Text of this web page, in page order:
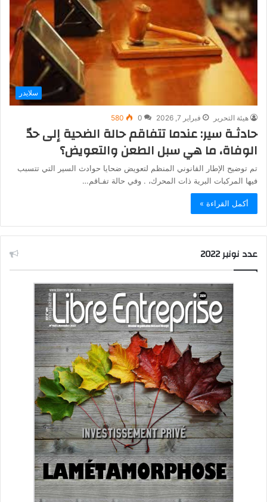
سلايدر
هيئة التحرير فبراير 7, 2026 0
580
حادثـة سير: عندما تتفاقم حالة الضحية إلى حدّ
الوفاة، ما هي سبل الطعن والتعويض؟
تم توضيح الإطار القانوني المنظم لتعويض ضحايا حوادث السير التي تتسبب
فيها المركبات البرية ذات المحرك، . وفي حالة تفـاقم…
أكمل القراءة »
عدد نونبر 2022